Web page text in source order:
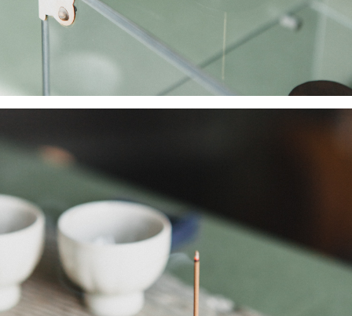
https://aftee.tw/terms/#terms3
３．未成年的使用者請事先徵得法定代理人或監護人之同意方可使用
「AFTEE先享後付」，若未經同意申辦者引起之損失，本公司不負相關責
４．使用「AFTEE先享後付」時，將依據個別帳號之用戶狀況，依本公司即
時審查核予不同之上限額度；若仍有額度不足之情形，本公司將視審查結果
請求用戶進行身份認證。
５．嚴禁一人註冊多個帳號或使用他人資訊註冊。若發現惡意使用之情形，
離島-黑貓宅配
貨到付款